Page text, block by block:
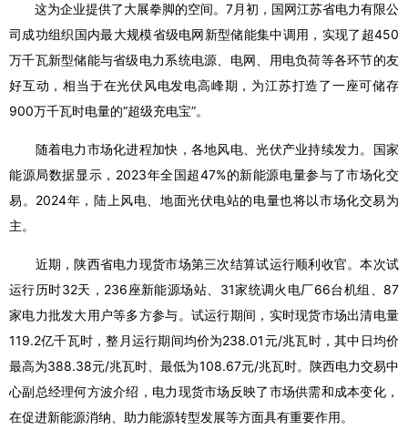
这为企业提供了大展拳脚的空间。7月初，国网江苏省电力有限公
司成功组织国内最大规模省级电网新型储能集中调用，实现了超450
万千瓦新型储能与省级电力系统电源、电网、用电负荷等各环节的友
好互动，相当于在光伏风电发电高峰期，为江苏打造了一座可储存
900万千瓦时电量的“超级充电宝”。
随着电力市场化进程加快，各地风电、光伏产业持续发力。国家
能源局数据显示，2023年全国超47%的新能源电量参与了市场化交
易。2024年，陆上风电、地面光伏电站的电量也将以市场化交易为
主。
近期，陕西省电力现货市场第三次结算试运行顺利收官。本次试
运行历时32天，236座新能源场站、31家统调火电厂66台机组、87
家电力批发大用户等多方参与。试运行期间，实时现货市场出清电量
119.2亿千瓦时，整月运行期间均价为238.01元/兆瓦时，其中日均价
最高为388.38元/兆瓦时、最低为108.67元/兆瓦时。陕西电力交易中
心副总经理何方波介绍，电力现货市场反映了市场供需和成本变化，
在促进新能源消纳、助力能源转型发展等方面具有重要作用。